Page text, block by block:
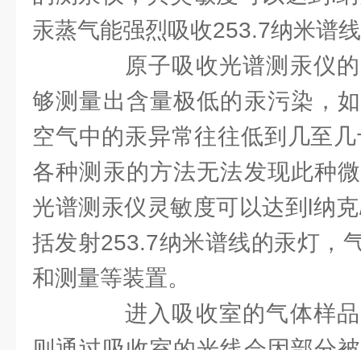
汞蒸气能强烈吸收253.7纳米谱
原子吸收光谱测汞仪的
够测量出含量极低的汞污染，
空气中的汞异常往往低到几至
各种测汞的方法无法发现此种
光谱测汞仪灵敏度可以达到l纳
括发射253.7纳米谱线的汞灯，
和测量等装置。
进入吸收室的气体样品